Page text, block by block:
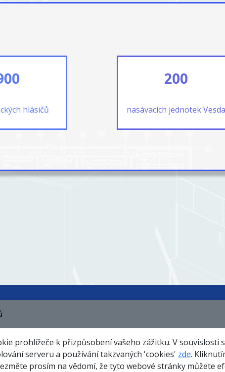
prohlížeče k přizpůsobení vašeho zážitku. V
serveru a používání takzvaných 'cookies' zde.
prosím na vědomí, že tyto webové stránky můžete
hlásičů
200
nasávacích jednotek Vesda
Dotace Společenská odpovědnost